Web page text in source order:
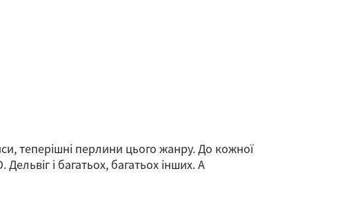
теперішні перлини цього жанру. До кожної
і багатьох, багатьох інших. А